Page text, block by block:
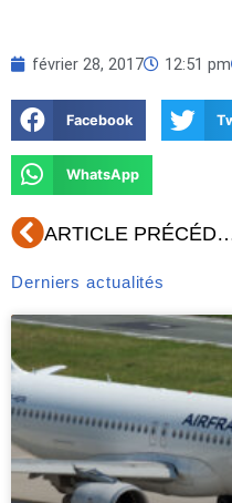
février 28, 2017 12:51 pm
Facebook
WhatsApp
Précédent ARTICLE
Derniers actualités